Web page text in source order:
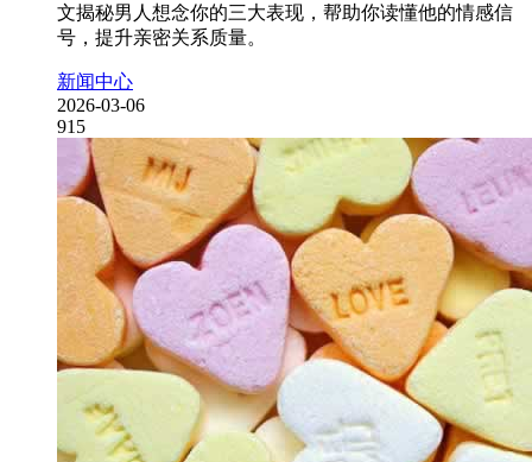
文揭秘男人想念你的三大表现，帮助你读懂他的情感信
号，提升亲密关系质量。
新闻中心
2026-03-06
915